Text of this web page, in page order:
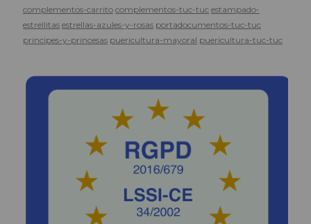
complementos-carrito complementos-tuc-tuc estampado-
estrellitas estrellas-azules-y-rosas portadocumentos-tuc-tuc
principes-y-princesas puericultura-mayoral puericultura-tuc-tuc